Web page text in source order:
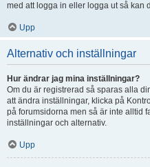
med att logga in eller logga ut så kan
Upp
Alternativ och inställningar
Hur ändrar jag mina inställningar?
Om du är registrerad så sparas alla
att ändra inställningar, klicka på
på forumsidorna men så är inte alltid
inställningar och alternativ.
Upp